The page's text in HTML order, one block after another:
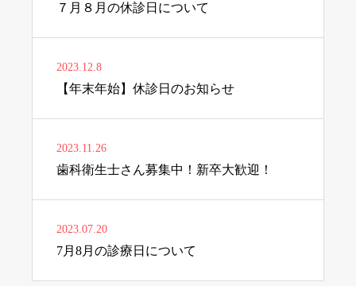
７月８月の休診日について
2023.12.8
【年末年始】休診日のお知らせ
2023.11.26
歯科衛生士さん募集中！新卒大歓迎！
2023.07.20
7月8月の診療日について